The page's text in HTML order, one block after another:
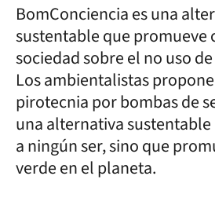
BomConciencia es una
sustentable que promueve
sociedad sobre el no uso
Los ambientalistas
pirotecnia por bombas de
una alternativa
a ningún ser, sino que
verde en el planeta.